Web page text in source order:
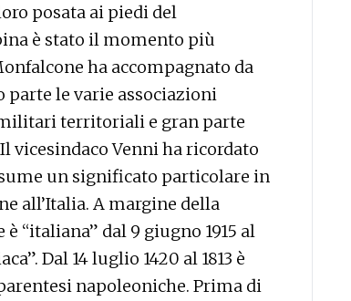
posata ai piedi del
è stato il momento più
ha accompagnato da
parte le varie associazioni
territoriali e gran parte
vicesindaco Venni ha ricordato
un significato particolare in
all’Italia. A margine della
“italiana” dal 9 giugno 1915 al
Dal 14 luglio 1420 al 1813 è
napoleoniche. Prima di